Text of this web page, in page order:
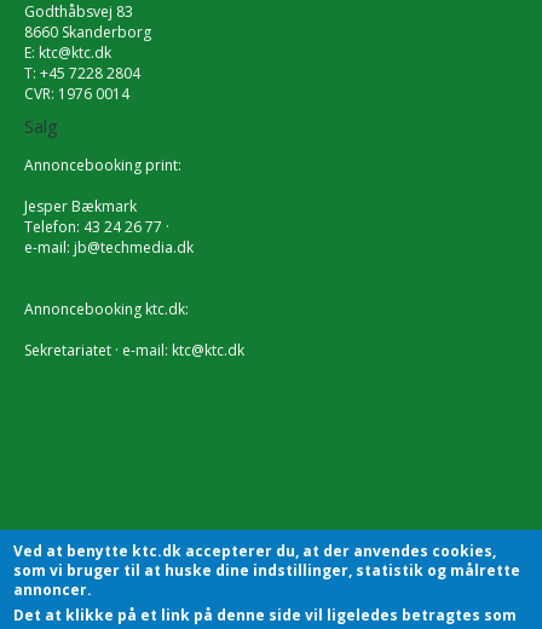
Godthåbsvej 83
8660 Skanderborg
E: ktc@ktc.dk
T: +45 7228 2804
CVR: 1976 0014
Salg
Annoncebooking print:
Jesper Bækmark
Telefon: 43 24 26 77 ·
e-mail: jb@techmedia.dk
Annoncebooking ktc.dk:
Sekretariatet · e-mail: ktc@ktc.dk
Ved at benytte ktc.dk accepterer du, at der anvendes cookies,
som vi bruger til at huske dine indstillinger, statistik og målrette
annoncer.
Det at klikke på et link på denne side vil ligeledes betragtes som